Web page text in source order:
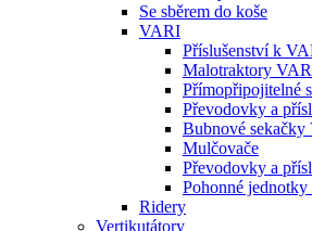
Se sběrem do koše
VARI
Příslušenství k
Malotraktory
Přímopřipojitelné
Převodovky a
Bubnové
Mulčovače
Převodovky a
Pohonné
Ridery
Vertikutátory